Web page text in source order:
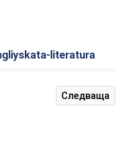
literatura
Следваща